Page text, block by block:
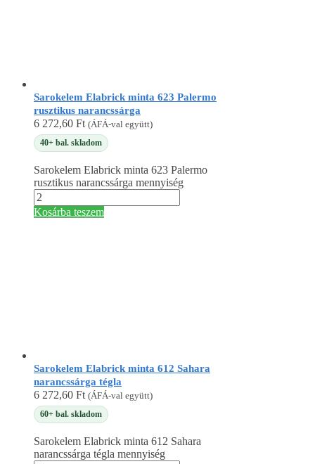
Sarokelem Elabrick minta 623 Palermo
rusztikus narancssárga
6 272,60 Ft (ÁFÁ-val együtt)
40+ bal. skladom
Sarokelem Elabrick minta 623 Palermo
rusztikus narancssárga mennyiség
Kosárba teszem
Sarokelem Elabrick minta 612 Sahara
narancssárga tégla
6 272,60 Ft (ÁFÁ-val együtt)
60+ bal. skladom
Sarokelem Elabrick minta 612 Sahara
narancssárga tégla mennyiség